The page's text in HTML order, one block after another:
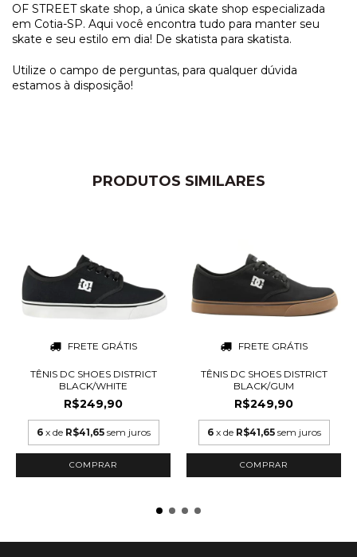
OF STREET skate shop, a única skate shop especializada
em Cotia-SP. Aqui você encontra tudo para manter seu
skate e seu estilo em dia! De skatista para skatista.
Utilize o campo de perguntas, para qualquer dúvida
estamos à disposição!
PRODUTOS SIMILARES
FRETE GRÁTIS
TÊNIS DC SHOES DISTRICT
BLACK/WHITE
R$249,90
6 x de R$41,65 sem juros
COMPRAR
FRETE GRÁTIS
TÊNIS DC SHOES DISTRICT
BLACK/GUM
R$249,90
6 x de R$41,65 sem juros
COMPRAR